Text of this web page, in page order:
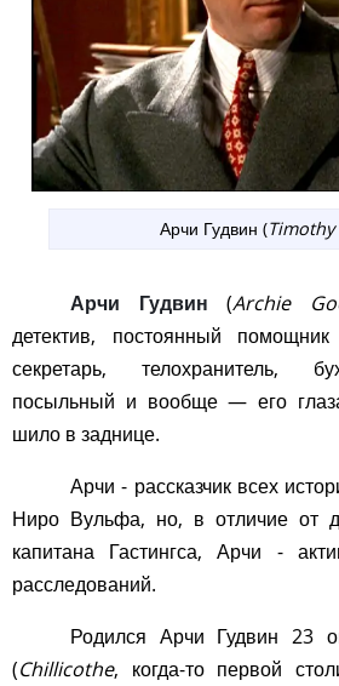
Арчи Гудвин (
Арчи Гудвин (Archie
детектив, постоянный помощник
секретарь, телохранитель,
посыльный и вообще — его
шило в заднице.
Арчи - рассказчик всех
Ниро Вульфа, но, в отличие от
капитана Гастингса, Арчи -
расследований.
Родился Арчи Гудвин 23
(Chillicothe, когда-то первой